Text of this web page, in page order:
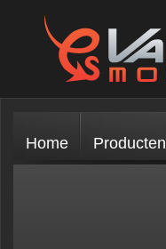
Home Producten